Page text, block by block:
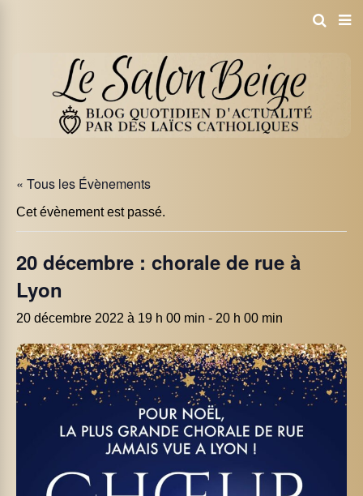
« Tous les Évènements
Cet évènement est passé.
20 décembre : chorale de rue à
Lyon
20 décembre 2022 à 19 h 00 min - 20 h 00 min